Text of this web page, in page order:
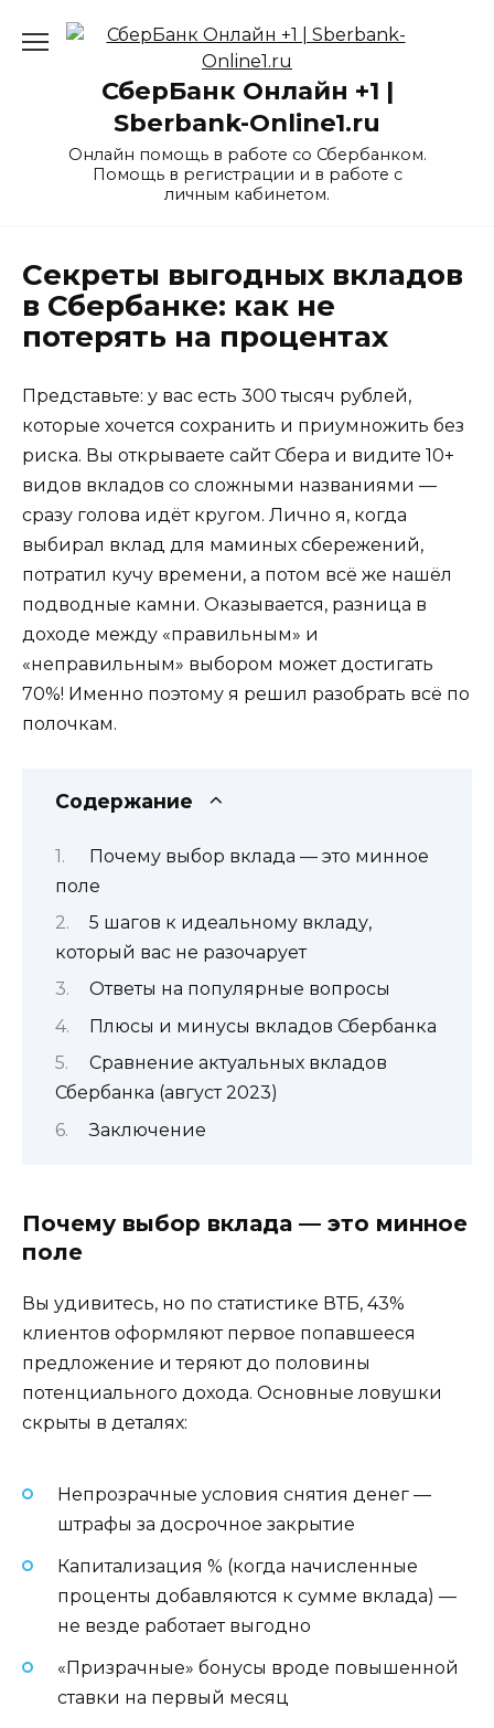
СберБанк Онлайн +1 |
Sberbank-Online1.ru
Онлайн помощь в работе со Сбербанком.
Помощь в регистрации и в работе с
личным кабинетом.
Секреты выгодных вкладов
в Сбербанке: как не
потерять на процентах
Представьте: у вас есть 300 тысяч рублей,
которые хочется сохранить и приумножить без
риска. Вы открываете сайт Сбера и видите 10+
видов вкладов со сложными названиями —
сразу голова идёт кругом. Лично я, когда
выбирал вклад для маминых сбережений,
потратил кучу времени, а потом всё же нашёл
подводные камни. Оказывается, разница в
доходе между «правильным» и
«неправильным» выбором может достигать
70%! Именно поэтому я решил разобрать всё по
полочкам.
Содержание
Почему выбор вклада — это минное
поле
5 шагов к идеальному вкладу,
который вас не разочарует
Ответы на популярные вопросы
Плюсы и минусы вкладов Сбербанка
Сравнение актуальных вкладов
Сбербанка (август 2023)
Заключение
Почему выбор вклада — это минное
поле
Вы удивитесь, но по статистике ВТБ, 43%
клиентов оформляют первое попавшееся
предложение и теряют до половины
потенциального дохода. Основные ловушки
скрыты в деталях:
Непрозрачные условия снятия денег —
штрафы за досрочное закрытие
Капитализация % (когда начисленные
проценты добавляются к сумме вклада) —
не везде работает выгодно
«Призрачные» бонусы вроде повышенной
ставки на первый месяц